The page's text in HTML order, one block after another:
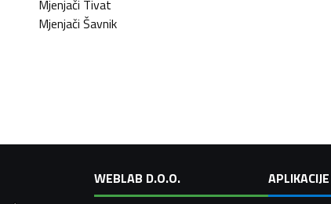
Mjenjači Tivat
Mjenjači Šavnik
WEBLAB D.O.O.
APLIKACIJE